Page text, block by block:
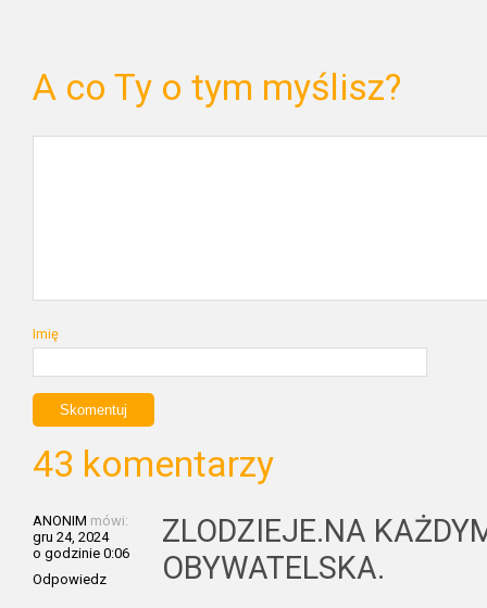
A co Ty o tym myślisz?
Imię
43 komentarzy
ANONIM mówi:
gru 24, 2024
o godzinie 0:06
Odpowiedz
ZLODZIEJE.NA
OBYWATELSKA.